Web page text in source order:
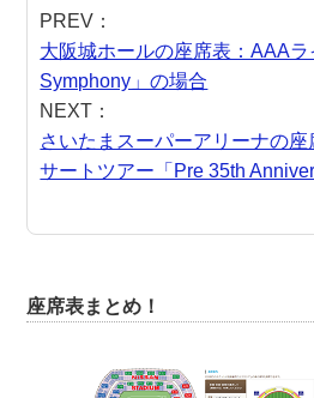
PREV：
大阪城ホールの座席表：AAAラ
Symphony」の場合
NEXT：
さいたまスーパーアリーナの
サートツアー「Pre 35th
座席表まとめ！